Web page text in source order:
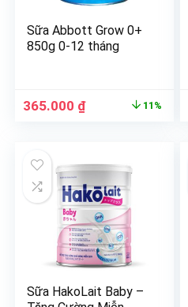
Sữa Abbott Grow 0+
850g 0-12 tháng
365.000 ₫ 11%
Sữa HakoLait Baby –